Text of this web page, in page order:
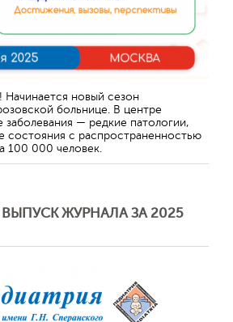
Начинается новый сезон
больнице. В центре
— редкие патологии,
состояния с распространенностью
100 000 человек.
ЖУРНАЛА ЗА 2025